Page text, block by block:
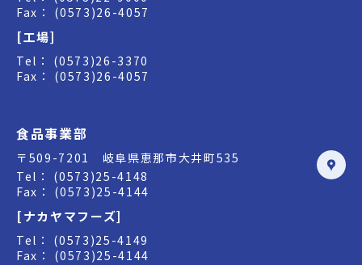
Fax： (0573)26-4057
[工場]
Tel： (0573)26-3370
Fax： (0573)26-4057
食品事業部
〒509-7201 岐阜県恵那市大井町535
Tel： (0573)25-4148
Fax： (0573)25-4144
[ナカヤマフーズ]
Tel： (0573)25-4149
Fax： (0573)25-4144